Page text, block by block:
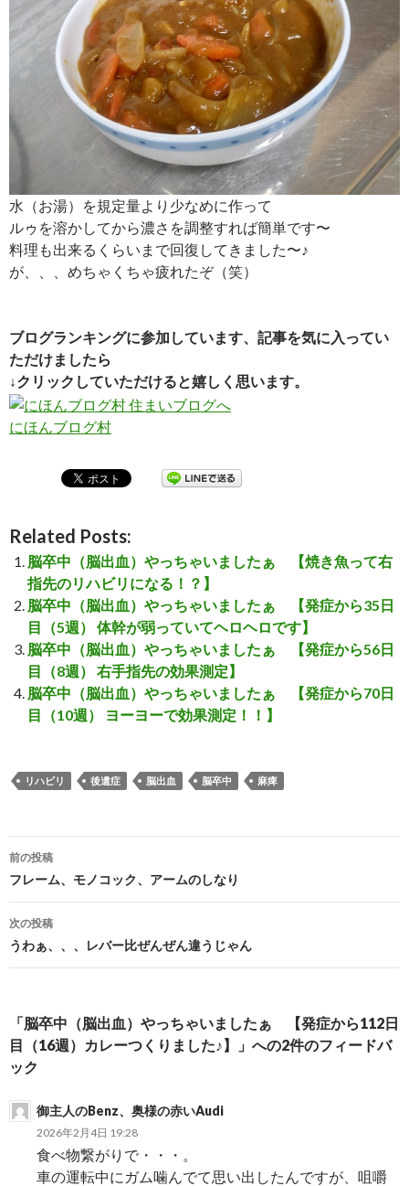
水（お湯）を規定量より少なめに作って
ルゥを溶かしてから濃さを調整すれば簡単です〜
料理も出来るくらいまで回復してきました〜♪
が、、、めちゃくちゃ疲れたぞ（笑）
ブログランキングに参加しています、記事を気に入ってい
ただけましたら
↓クリックしていただけると嬉しく思います。
にほんブログ村
Related Posts:
脳卒中（脳出血）やっちゃいましたぁ 【焼き魚って右
指先のリハビリになる！？】
脳卒中（脳出血）やっちゃいましたぁ 【発症から35日
目（5週） 体幹が弱っていてヘロヘロです】
脳卒中（脳出血）やっちゃいましたぁ 【発症から56日
目（8週） 右手指先の効果測定】
脳卒中（脳出血）やっちゃいましたぁ 【発症から70日
目（10週） ヨーヨーで効果測定！！】
リハビリ 後遺症 脳出血 脳卒中 麻痺
投
稿
ナ
ゲ
ー
シ
ョ
前の投稿
フレーム、モノコック、アームのしなり
次の投稿
うわぁ、、、レバー比ぜんぜん違うじゃん
「脳卒中（脳出血）やっちゃいましたぁ 【発症から112日
目（16週）カレーつくりました♪】」への2件のフィードバ
ック
御主人のBenz、奥様の赤いAudi
2026年2月4日 19:28
食べ物繋がりで・・・。
車の運転中にガム噛んでて思い出したんですが、咀嚼